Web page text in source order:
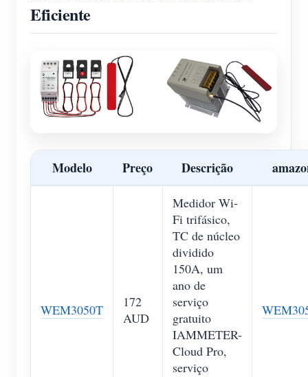
Eficiente
Modelo Preço Descrição
WEM3050T
172
AUD
Medidor Wi-
Fi trifásico,
TC de núcleo
dividido
150A, um
ano de
serviço
gratuito
IAMMETER-
Cloud Pro,
serviço